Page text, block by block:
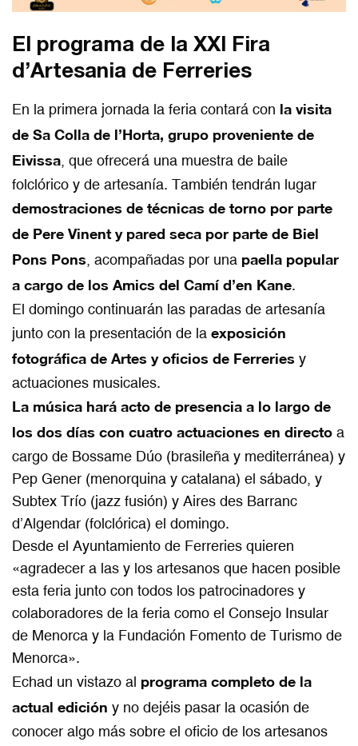
El programa de la XXI Fira
d’Artesania de Ferreries
En la primera jornada la feria contará con la visita
de Sa Colla de l’Horta, grupo proveniente de
Eivissa , que ofrecerá una muestra de baile
folclórico y de artesanía. También tendrán lugar
demostraciones de técnicas de torno por parte
de Pere Vinent y pared seca por parte de Biel
Pons Pons , acompañadas por una paella popular
a cargo de los Amics del Camí d’en Kane.
El domingo continuarán las paradas de artesanía
junto con la presentación de la exposición
fotográfica de Artes y oficios de Ferreries y
actuaciones musicales.
La música hará acto de presencia a lo largo de
los dos días con cuatro actuaciones en directo a
cargo de Bossame Dúo (brasileña y mediterránea) y
Pep Gener (menorquina y catalana) el sábado, y
Subtex Trío (jazz fusión) y Aires des Barranc
d’Algendar (folclórica) el domingo.
Desde el Ayuntamiento de Ferreries quieren
«agradecer a las y los artesanos que hacen posible
esta feria junto con todos los patrocinadores y
colaboradores de la feria como el Consejo Insular
de Menorca y la Fundación Fomento de Turismo de
Menorca».
Echad un vistazo al programa completo de la
actual edición y no dejéis pasar la ocasión de
conocer algo más sobre el oficio de los artesanos